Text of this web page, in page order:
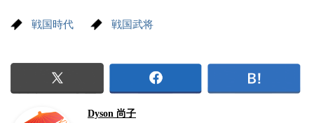
戦国時代 戦国武将
Dyson 尚子